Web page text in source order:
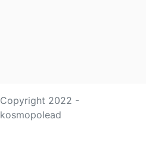
Copyright 2022 -
kosmopolead